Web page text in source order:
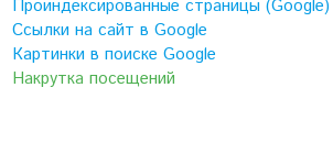
Проиндексированные страницы (Google)
Ссылки на сайт в Google
Картинки в поиске Google
Накрутка посещений